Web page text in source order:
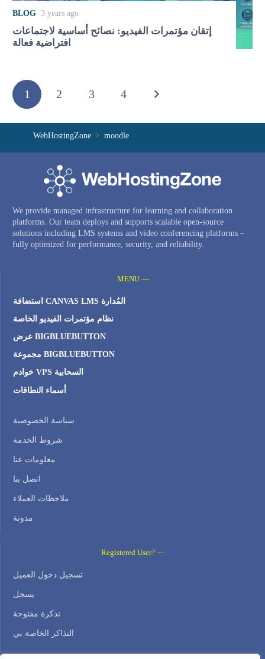
BLOG 3 years ago
إتقان مؤتمرات الفيديو: نصائح أساسية لاجتماعات
افتراضية فعالة
1 2 3 4
WebHostingZone moodle
We provide managed infrastructure for learning and collaboration
platforms. Our team deploys and supports scalable open-source
solutions including LMS systems and video conferencing platforms –
fully optimized for performance, security, and reliability.
MENU —
استضافة CANVAS LMS المُدارة
نظام مؤتمرات الفيديو الخاصة
عرض BIGBLUEBUTTON
مجموعة BIGBLUEBUTTON
خوادم VPS السحابية
أسماء النطاقات
سياسة الخصوصية
شروط الخدمة
معلومات عنا
اتصل بنا
ملاحظات العملاء
مدونة
Registered User? —
تسجيل دخول العميل
يسجل
تذكرة مفتوحة
التذاكر الخاصة بي